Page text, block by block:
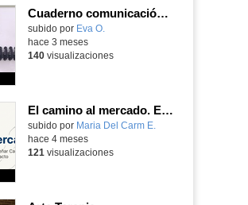
Cuaderno comunicación pictogramas y LSE
subido por Eva O.
hace 3 meses
140visualizaciones
El camino al mercado. Estrategia de distribución. Creado por Isabel Álvarez Balboa con IA
subido por Maria Del Carm E.
hace 4 meses
121 visualizaciones